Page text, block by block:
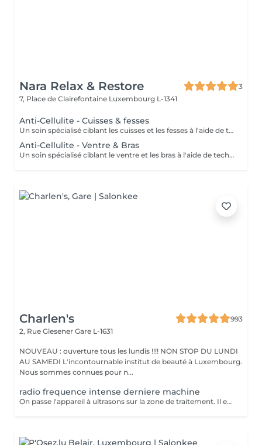
Nara Relax & Restore
3
7, Place de Clairefontaine Luxembourg L-1341
Anti-Cellulite - Cuisses & fesses
Un soin spécialisé ciblant les cuisses et les fesses à l'aide de techniques de massage intensives destinées à stimuler la circulation et à agir sur les tissus sous-jacents. Ce traitement contribue à améliorer l'apparence de la peau, à soutenir la tonicité des tissus et à procurer une sensation de peau plus lisse et revitalisée.
Anti-Cellulite - Ventre & Bras
Un soin spécialisé ciblant le ventre et les bras à l'aide de techniques de massage ciblées destinées à stimuler la circulation et à soutenir l'apparence naturelle de la peau. Ce traitement intensif aide à améliorer la tonicité des tissus, affiner le grain de peau et laisser la peau plus souple, plus douce et agréablement rafraîchie.
Charlen's
993
2, Rue Glesener Gare L-1631
NOUVEAU : ouverture tous les lundis !!!! NON STOP DU LUNDI
AU SAMEDI L'incontournable institut de beauté à Luxembourg.
Nous sommes connues pour n...
radio frequence intense derniere machine
On passe l'appareil à ultrasons sur la zone de traitement. Il est possible de ressentir une légère sensation de chaleur pendant la séance mais la lipocavitation est indolore. La séance dure entre 40 minutes et 1h et vous pourrez reprendre vos activités quotidiennes normalement après le soin. Les resultats lissent la peau casse les capitons des la première seance